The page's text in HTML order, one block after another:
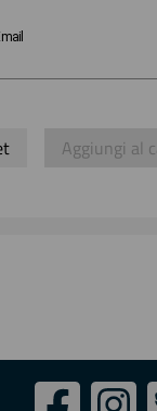
Aggiungi al
Seguici
Facebook